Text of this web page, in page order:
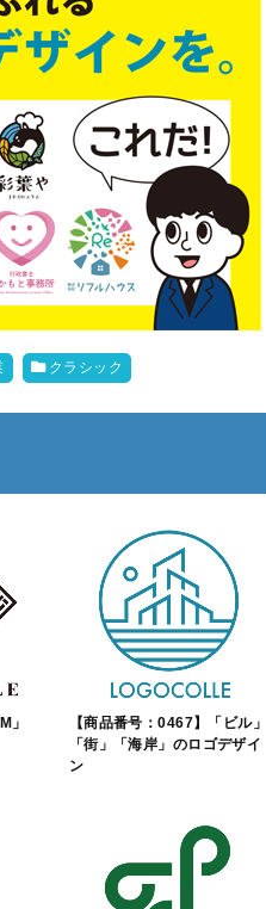
クラシック
」
【商品番号：0467】「ビル」
「街」「海岸」のロゴデザイ
ン